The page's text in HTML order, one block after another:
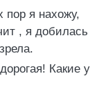
пор я нахожу,
, я добилась
Какие у